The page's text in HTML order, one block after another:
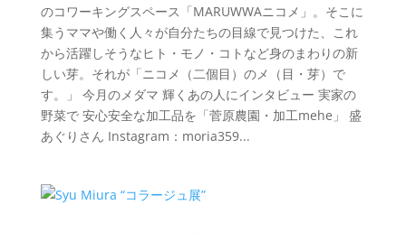
のコワーキングスペース「MARUWWAニコメ」。そこに
集うママや働く人々が自分たちの目線で見つけた、これ
から活躍しそうなヒト・モノ・コトなど身のまわりの新
しい芽。それが「ニコメ（二個目）のメ（目・芽）で
す。」 今月のメダマ 輝くあの人にインタビュー 実家の
野菜で 安心安全な加工品を「菅原農園・加工mehe」 盛
あぐりさん Instagram：moria359...